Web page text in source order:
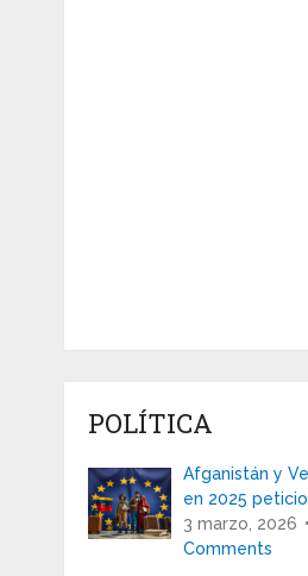
POLÍTICA
Afganistán y
en 2025
3 marzo, 2026
Comments